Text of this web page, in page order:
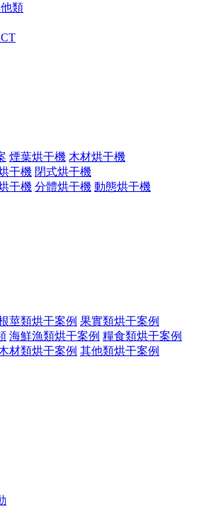
類
煙葉烘干機 木材烘干機
干機 閉式烘干機
干機 分體烘干機 動態烘干機
莖類烘干案例 果實類烘干案例
海鮮漁類烘干案例 糧食類烘干案例
材類烘干案例 其他類烘干案例